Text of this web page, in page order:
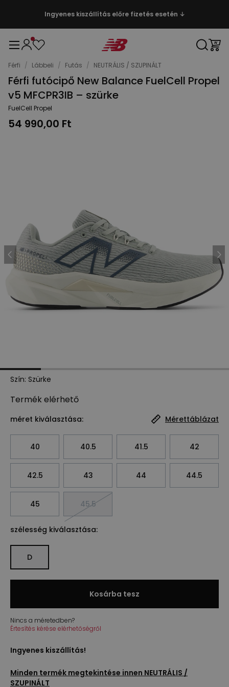
Ingyenes kiszállítás előre fizetés esetén ↓
Férfi / Lábbeli / Futás / NEUTRÁLIS / SZUPINÁLT
Férfi futócipő New Balance FuelCell Propel
v5 MFCPR3IB – szürke
FuelCell Propel
54 990,00 Ft
Szín: Szürke
Termék elérhető
méret kiválasztása: Mérettáblázat
40 40.5 41.5 42
42.5 43 44 44.5
45 45.5
szélesség kiválasztása:
D
Kosárba tesz
Nincs a méretedben?
Értesítés kérése elérhetőségről
Ingyenes kiszállítás!
Minden termék megtekintése innen NEUTRÁLIS /
SZUPINÁLT